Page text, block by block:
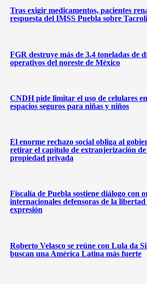
Tras exigir medicamentos, pacientes
respuesta del IMSS Puebla sobre
FGR destruye más de 3.4 toneladas de
operativos del noreste de México
CNDH pide limitar el uso de celulares
espacios seguros para niñas y niños
El enorme rechazo social obliga al
retirar el capítulo de extranjerización de
propiedad privada
Fiscalía de Puebla sostiene diálogo con
internacionales defensoras de la
expresión
Roberto Velasco se reúne con Lula da
buscan una América Latina más fuerte